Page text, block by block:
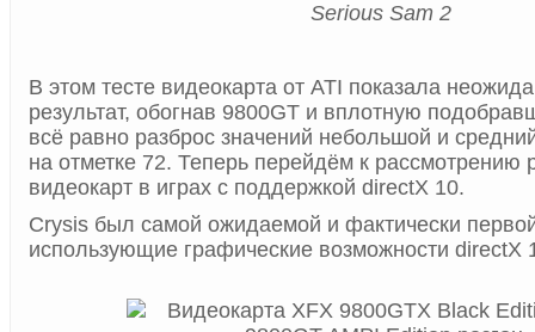
Serious Sam 2
В этом тесте видеокарта от ATI показала
результат, обогнав 9800GT и вплотную
всё равно разброс значений небольшой и
на отметке 72. Теперь перейдём к рассмотрению
видеокарт в играх с поддержкой directX 10.
Crysis был самой ожидаемой и фактически
использующие графические возможности directX